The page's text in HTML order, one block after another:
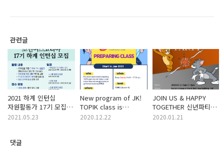
관련글
2021 하계 인턴십
자원활동가 17기 모집
공고 (~2021.06.19/토)
2021.05.23
New program of JK!
TOPIK class is
open(exam preparing
2020.12.22
JOIN US & HAPPY
TOGETHER 신년파티
안내 (New year party)
2020.01.21
댓글